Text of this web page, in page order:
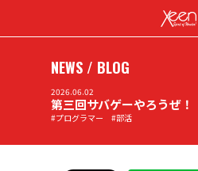
NEWS / BLOG
2026.06.02
第三回サバゲーやろうぜ！
#プログラマー #部活